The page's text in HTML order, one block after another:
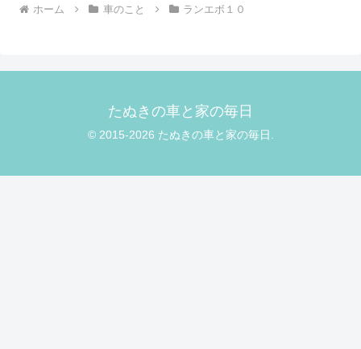
ホーム 車のこと ランエボ１０
たぬきの車と家の毎日
© 2015-2026 たぬきの車と家の毎日.